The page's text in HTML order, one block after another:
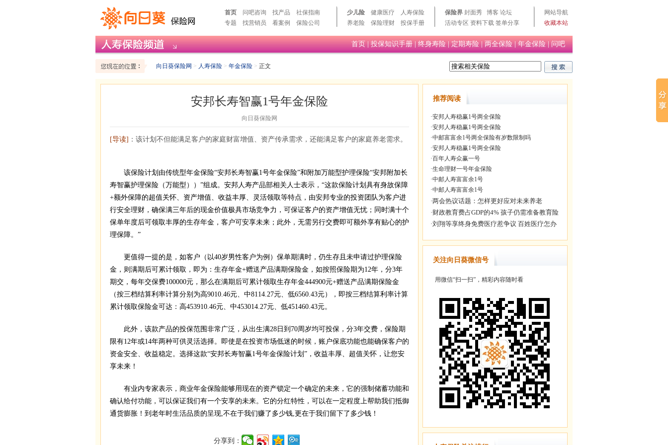
首页 问吧咨询 找产品
社保指南
专题
找营销员 看案例 保险公司
少儿险 健康医疗
人寿保险
养老险
保险理财 投保手册
保险界 封面秀 博客 论坛
活动专区 资料下载 签单分享
网站导航
收藏本站
首页|投保知识手册|终身寿险|定期寿险|两全保险|年金保险|问吧
向日葵保险网 > 人寿保险 > 年金保险 > 正文
安邦长寿智赢1号年金保险
向日葵保险网
[导读] ：该计划不但能满足客户的家庭财富增值、资产传承需求，还能满足客户的家庭养老需求。
该保险计划由传统型年金保险“安邦长寿智赢1号年金保险”和附加万能型护理保险“安邦附加长
寿智赢护理保险（万能型））”组成。安邦人寿产品部相关人士表示，“这款保险计划具有身故保障
+额外保障的超值关怀、资产增值、收益丰厚、灵活领取等特点，由安邦专业的投资团队为客户进
行安全理财，确保满三年后的现金价值极具市场竞争力，可保证客户的资产增值无忧；同时满十个
保单年度后可领取丰厚的生存年金，客户可安享未来；此外，无需另行交费即可额外享有贴心的护
理保障。”
更值得一提的是，如客户（以40岁男性客户为例）保单期满时，仍生存且未申请过护理保险
金，则满期后可累计领取，即为：生存年金+赠送产品满期保险金，如按照保险期为12年，分3年
期交，每年交保费100000元，那么在满期后可累计领取生存年金444900元+赠送产品满期保险金
（按三档结算利率计算分别为高9010.46元、中8114.27元、低6560.43元），即按三档结算利率计算
累计领取保险金可达：高453910.46元、中453014.27元、低451460.43元。
此外，该款产品的投保范围非常广泛，从出生满28日到70周岁均可投保，分3年交费，保险期
限有12年或14年两种可供灵活选择。即使是在投资市场低迷的时候，账户保底功能也能确保客户的
资金安全、收益稳定。选择这款“安邦长寿智赢1号年金保险计划”，收益丰厚、超值关怀，让您安
享未来！
有业内专家表示，商业年金保险能够用现在的资产锁定一个确定的未来，它的强制储蓄功能和
确认给付功能，可以保证我们有一个安享的未来。它的分红特性，可以在一定程度上帮助我们抵御
通货膨胀！到老年时生活品质的呈现,不在于我们赚了多少钱,更在于我们留下了多少钱！
分享到：
推荐阅读
·安邦人寿稳赢1号两全保险
·安邦人寿稳赢1号两全保险
·中邮富富余1号两全保险有岁数限制吗
·安邦人寿稳赢1号两全保险
·百年人寿众赢一号
·生命理财一号年金保险
·中邮人寿富富余1号
·中邮人寿富富余1号
关注向日葵微信号
用微信“扫一扫”，精彩内容随时看